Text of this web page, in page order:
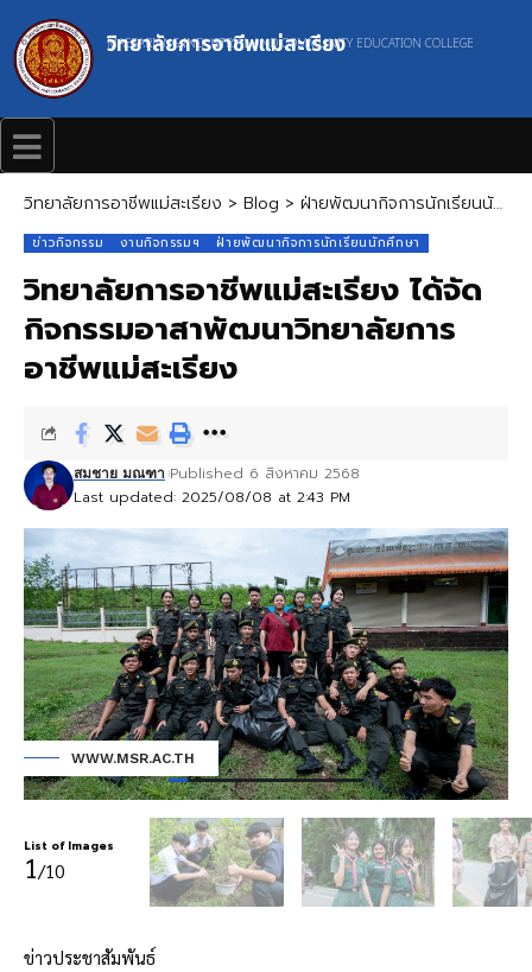
วิทยาลัยการอาชีพแม่สะเรียง
MAESARIANG INDUSTRIAL AND COMMUNITY EDUCATION COLLEGE
วิทยาลัยการอาชีพแม่สะเรียง > Blog > ฝ่ายพัฒนากิจการนักเรียนนักศึกษา
ข่าวกิจกรรม งานกิจกรรมฯ ฝ่ายพัฒนากิจการนักเรียนนักศึกษา
วิทยาลัยการอาชีพแม่สะเรียง ได้จัด
กิจกรรมอาสาพัฒนาวิทยาลัยการ
อาชีพแม่สะเรียง
Last updated: 2025/08/08 at 2:43 PM
สมชาย มณฑา Published 6 สิงหาคม 2568
WWW.MSR.AC.TH
List of Images
1/10
ข่าวประชาสัมพันธ์